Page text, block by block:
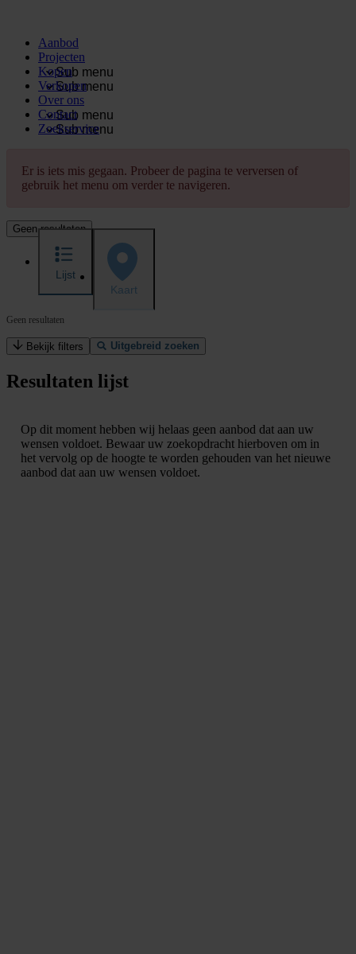
Aanbod
Projecten
Sub menu
Kopen
Sub menu
Verkopen
Over ons
Sub menu
Contact
Sub menu
Zoekservice
Er is iets mis gegaan. Probeer de pagina te verversen of
gebruik het menu om verder te navigeren.
Geen resultaten
Lijst
Kaart
Geen resultaten
Bekijk filters Uitgebreid zoeken
Resultaten lijst
Op dit moment hebben wij helaas geen aanbod dat aan uw
wensen voldoet. Bewaar uw zoekopdracht hierboven om in
het vervolg op de hoogte te worden gehouden van het nieuwe
aanbod dat aan uw wensen voldoet.